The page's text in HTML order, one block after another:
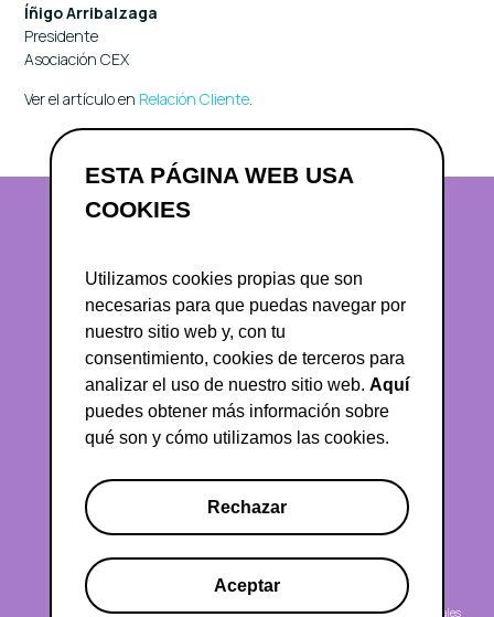
ESTA PÁGINA WEB USA
COOKIES
Utilizamos cookies propias que son
necesarias para que puedas navegar por
nuestro sitio web y, con tu
consentimiento, cookies de terceros para
analizar el uso de nuestro sitio web. Aquí
puedes obtener más información sobre
qué son y cómo utilizamos las cookies.
Rechazar
Aceptar
Íñigo Arribalzaga
Presidente
Asociación CEX
Ver el artículo en Relación Cliente
abuxo@asociacioncex.org
2026 · CEX forma parte de Adigital Políticas legales